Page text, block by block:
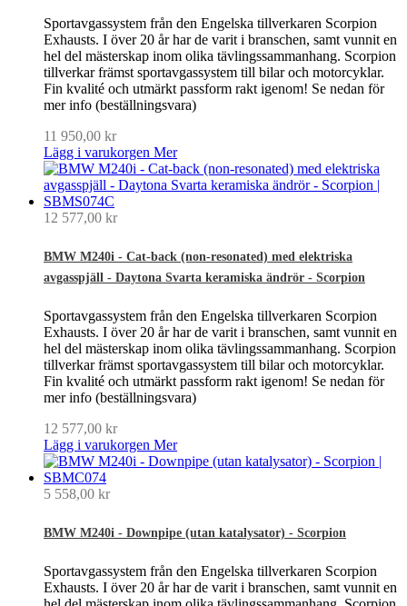
Sportavgassystem från den Engelska tillverkaren Scorpion
Exhausts. I över 20 år har de varit i branschen, samt vunnit en
hel del mästerskap inom olika tävlingssammanhang. Scorpion
tillverkar främst sportavgassystem till bilar och motorcyklar.
Fin kvalité och utmärkt passform rakt igenom! Se nedan för
mer info (beställningsvara)
11 950,00 kr
Lägg i varukorgen Mer
12 577,00 kr
BMW M240i - Cat-back (non-resonated) med elektriska
avgasspjäll - Daytona Svarta keramiska ändrör - Scorpion
Sportavgassystem från den Engelska tillverkaren Scorpion
Exhausts. I över 20 år har de varit i branschen, samt vunnit en
hel del mästerskap inom olika tävlingssammanhang. Scorpion
tillverkar främst sportavgassystem till bilar och motorcyklar.
Fin kvalité och utmärkt passform rakt igenom! Se nedan för
mer info (beställningsvara)
12 577,00 kr
Lägg i varukorgen Mer
5 558,00 kr
BMW M240i - Downpipe (utan katalysator) - Scorpion
Sportavgassystem från den Engelska tillverkaren Scorpion
Exhausts. I över 20 år har de varit i branschen, samt vunnit en